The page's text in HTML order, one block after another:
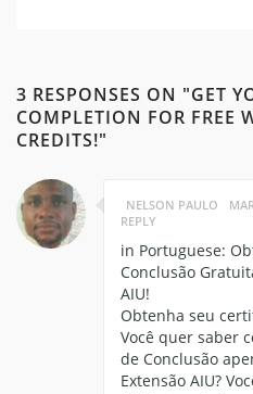
3 RESPONSES ON "GET
COMPLETION FOR FREE
CREDITS!"
NELSON PAULO
REPLY
in Portuguese:
Conclusão
AIU!
Obtenha seu
Você quer saber
de Conclusão
Extensão AIU?